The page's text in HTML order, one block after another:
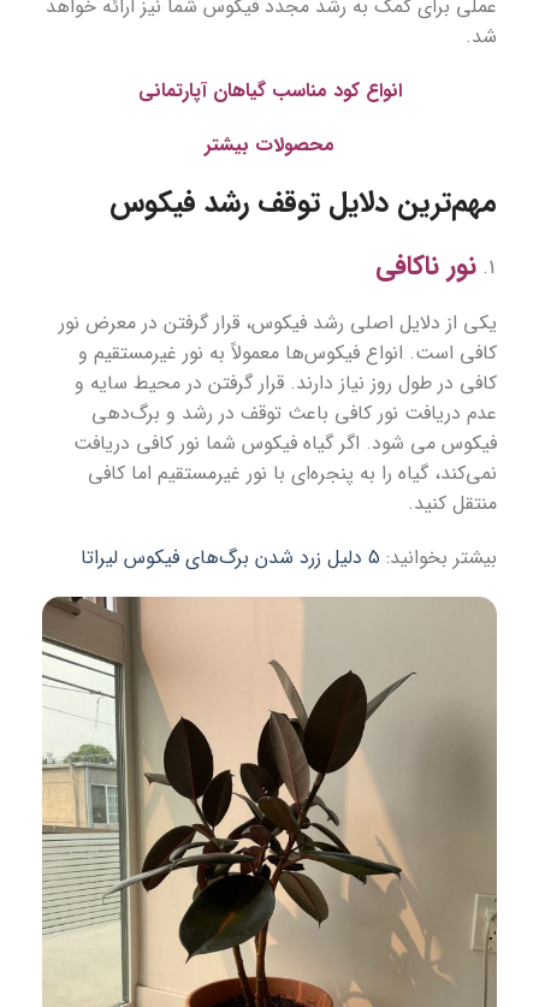
عملی برای کمک به رشد مجدد فیکوس شما نیز ارائه خواهد
شد.
انواع کود مناسب گیاهان آپارتمانی
محصولات بیشتر
مهم‌ترین دلایل توقف رشد فیکوس
نور ناکافی
یکی از دلایل اصلی رشد فیکوس، قرار گرفتن در معرض نور
کافی است. انواع فیکوس‌ها معمولاً به نور غیرمستقیم و
کافی در طول روز نیاز دارند. قرار گرفتن در محیط سایه و
عدم دریافت نور کافی باعث توقف در رشد و برگ‌دهی
فیکوس می شود. اگر گیاه فیکوس شما نور کافی دریافت
نمی‌کند، گیاه را به پنجره‌ای با نور غیرمستقیم اما کافی
منتقل کنید.
بیشتر بخوانید: 5 دلیل زرد شدن برگ‌های فیکوس لیراتا